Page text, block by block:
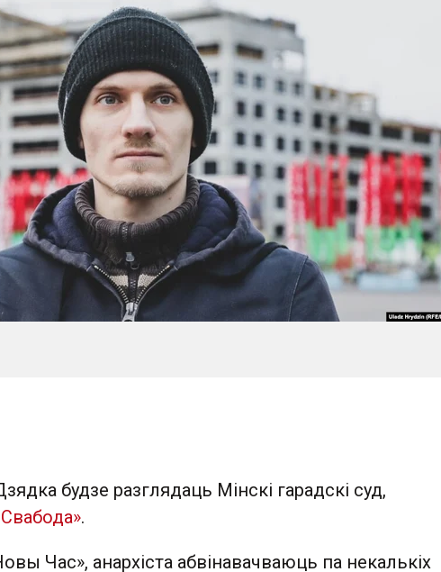
будзе разглядаць Мінскі гарадскі суд,
.
Час», анархіста абвінавачваюць па некалькіх